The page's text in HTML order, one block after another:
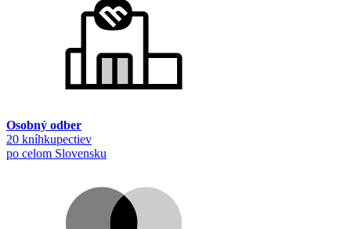
Osobný odber
20 kníhkupectiev
po celom Slovensku